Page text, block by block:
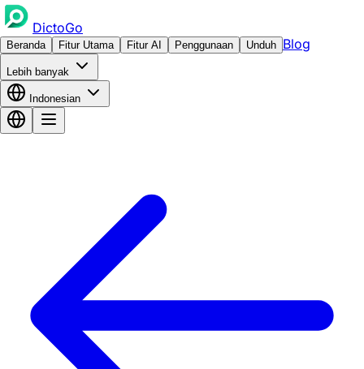
DictoGo
Beranda Fitur Utama Fitur AI Penggunaan Unduh Blog
Lebih banyak
Indonesian